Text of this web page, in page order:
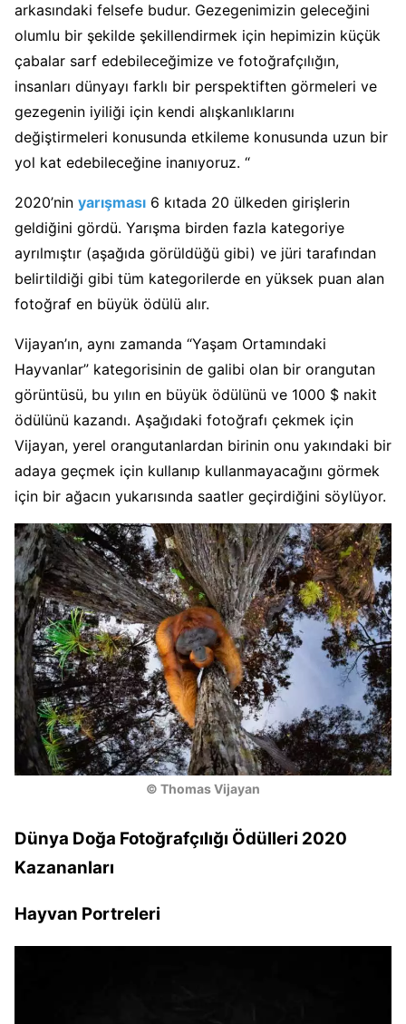
arkasındaki felsefe budur. Gezegenimizin geleceğini
olumlu bir şekilde şekillendirmek için hepimizin küçük
çabalar sarf edebileceğimize ve fotoğrafçılığın,
insanları dünyayı farklı bir perspektiften görmeleri ve
gezegenin iyiliği için kendi alışkanlıklarını
değiştirmeleri konusunda etkileme konusunda uzun bir
yol kat edebileceğine inanıyoruz. “
2020’nin yarışması 6 kıtada 20 ülkeden girişlerin
geldiğini gördü. Yarışma birden fazla kategoriye
ayrılmıştır (aşağıda görüldüğü gibi) ve jüri tarafından
belirtildiği gibi tüm kategorilerde en yüksek puan alan
fotoğraf en büyük ödülü alır.
Vijayan’ın, aynı zamanda “Yaşam Ortamındaki
Hayvanlar” kategorisinin de galibi olan bir orangutan
görüntüsü, bu yılın en büyük ödülünü ve 1000 $ nakit
ödülünü kazandı. Aşağıdaki fotoğrafı çekmek için
Vijayan, yerel orangutanlardan birinin onu yakındaki bir
adaya geçmek için kullanıp kullanmayacağını görmek
için bir ağacın yukarısında saatler geçirdiğini söylüyor.
© Thomas Vijayan
Dünya Doğa Fotoğrafçılığı Ödülleri 2020
Kazananları
Hayvan Portreleri